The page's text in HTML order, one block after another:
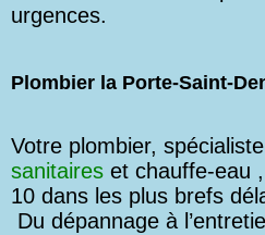
urgences.
Plombier la Porte-Saint-
Votre plombier,
sanitaires et chauffe-eau
10 dans les plus brefs
Du dépannage à